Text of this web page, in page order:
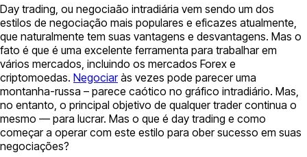
Day trading, ou negociaão intradiária vem sendo um dos
estilos de negociação mais populares e eficazes atualmente,
que naturalmente tem suas vantagens e desvantagens. Mas o
fato é que é uma excelente ferramenta para trabalhar em
vários mercados, incluindo os mercados Forex e
criptomoedas. Negociaràs vezes pode parecer uma
montanha-russa – parece caótico no gráfico intradiário. Mas,
no entanto, o principal objetivo de qualquer trader continua o
mesmo — para lucrar. Mas o que é day trading e como
começar a operar com este estilo para ober sucesso em suas
negociações?